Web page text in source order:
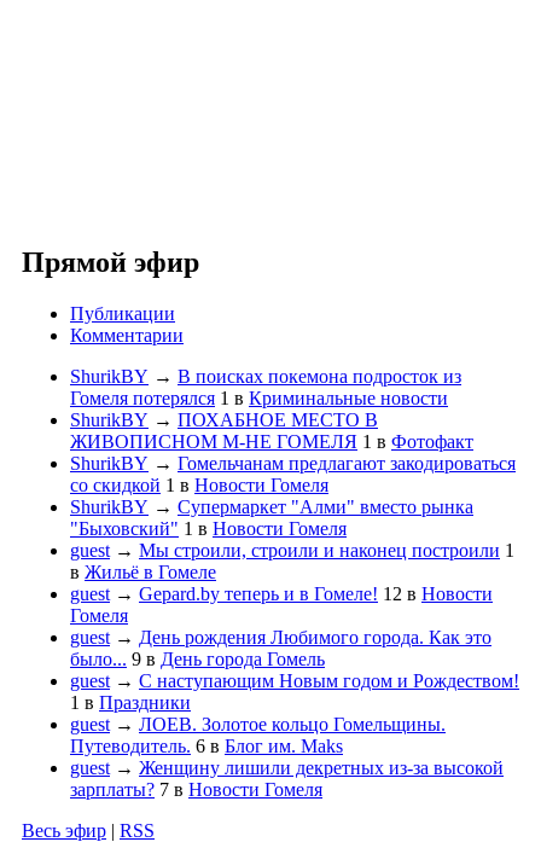
Прямой эфир
Публикации
Комментарии
ShurikBY → В поисках покемона подросток из
Гомеля потерялся 1 в Криминальные новости
ShurikBY → ПОХАБНОЕ МЕСТО В
ЖИВОПИСНОМ М-НЕ ГОМЕЛЯ 1 в Фотофакт
ShurikBY → Гомельчанам предлагают закодироваться
со скидкой 1 в Новости Гомеля
ShurikBY → Супермаркет "Алми" вместо рынка
"Быховский" 1 в Новости Гомеля
guest → Мы строили, строили и наконец построили 1
в Жильё в Гомеле
guest → Gepard.by теперь и в Гомеле! 12 в Новости
Гомеля
guest → День рождения Любимого города. Как это
было... 9 в День города Гомель
guest → С наступающим Новым годом и Рождеством!
1 в Праздники
guest → ЛОЕВ. Золотое кольцо Гомельщины.
Путеводитель. 6 в Блог им. Maks
guest → Женщину лишили декретных из-за высокой
зарплаты? 7 в Новости Гомеля
Весь эфир | RSS